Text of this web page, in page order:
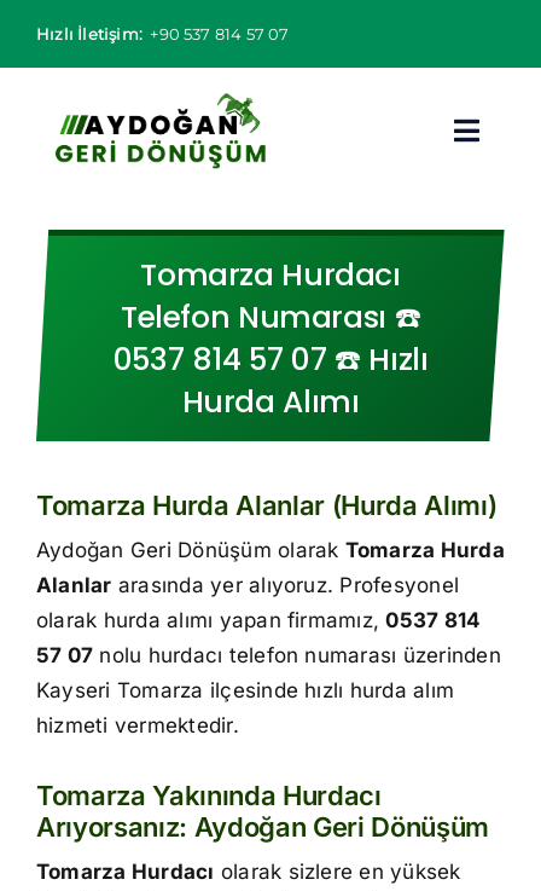
Hızlı İletişim: +90 537 814 57 07
Hurda Fiyatları
Hizmet Bölgeleri
Hakkımızda
İletişim
Tomarza Hurdacı
Telefon Numarası ☎️
0537 814 57 07 ☎️ Hızlı
Hurda Alımı
Tomarza Hurda Alanlar (Hurda Alımı)
Aydoğan Geri Dönüşüm olarak Tomarza Hurda
Alanlar arasında yer alıyoruz. Profesyonel
olarak hurda alımı yapan firmamız,0537 814
57 07 nolu hurdacı telefon numarası üzerinden
Kayseri Tomarza ilçesinde hızlı hurda alım
hizmeti vermektedir.
Tomarza Yakınında Hurdacı
Arıyorsanız: Aydoğan Geri Dönüşüm
Tomarza Hurdacı olarak sizlere en yüksek